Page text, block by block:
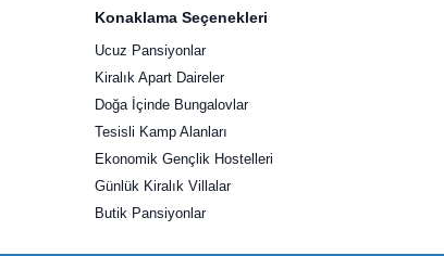
Konaklama Seçenekleri
Ucuz Pansiyonlar
Kiralık Apart Daireler
Doğa İçinde Bungalovlar
Tesisli Kamp Alanları
Ekonomik Gençlik Hostelleri
Günlük Kiralık Villalar
Butik Pansiyonlar